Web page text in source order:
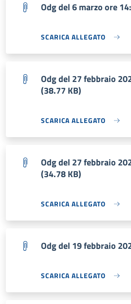
Odg del 6 marzo ore
SCARICA ALLEGATO
Odg del 27 febbraio
(38.77 KB)
SCARICA ALLEGATO
Odg del 27 febbraio
(34.78 KB)
SCARICA ALLEGATO
Odg del 19 febbraio
SCARICA ALLEGATO